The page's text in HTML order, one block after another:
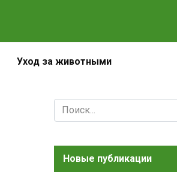
Уход за животными
Search
for:
Новые публикации